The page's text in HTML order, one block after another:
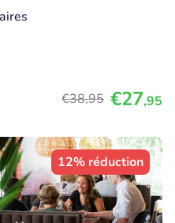
€38,95 €27,95
12% réduction